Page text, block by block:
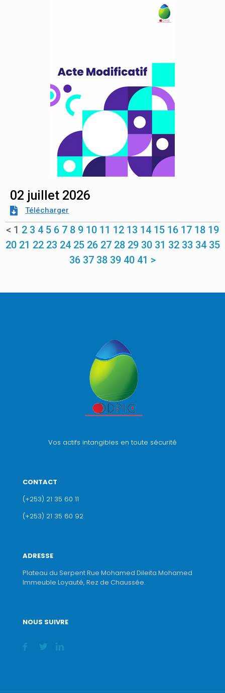
02 juillet 2026
Télécharger
< 1 2 3 4 5 6 7 8 9 10 11 12 13 14 15 16 17 18 19
20 21 22 23 24 25 26 27 28 29 30 31 32 33 34 35
36 37 38 39 40 41 >
Vos actifs intangibles en toute sécurité
CONTACT
(+253) 21 35 60 11
(+253) 21 35 60 92
ADRESSE
Plateau du Serpent Rue Mohamed Dileita Mohamed
Immeuble Loyauté, Rez de Chaussée.
NOUS SUIVRE